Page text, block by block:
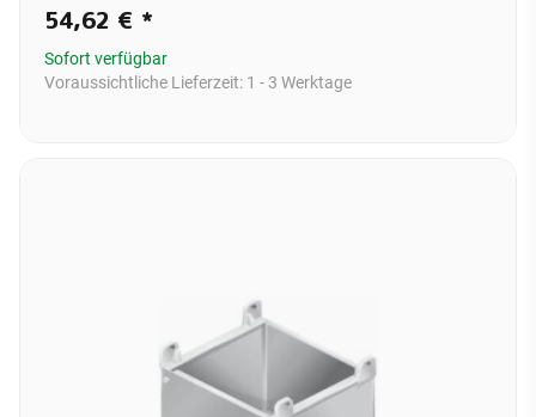
54,62 € *
Sofort verfügbar
Voraussichtliche Lieferzeit: 1 - 3 Werktage